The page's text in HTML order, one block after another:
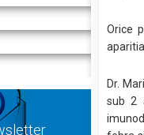
Orice
Dr.
sub 2